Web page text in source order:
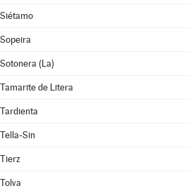
Siétamo
Sopeira
Sotonera (La)
Tamarite de Litera
Tardienta
Tella-Sin
Tierz
Tolva